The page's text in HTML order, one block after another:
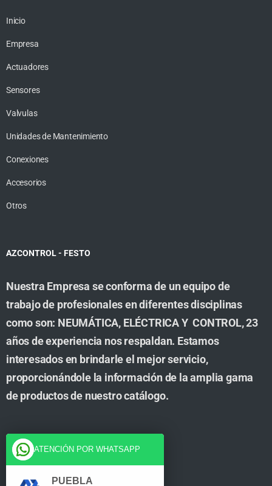
Inicio
Empresa
Actuadores
Sensores
Valvulas
Unidades de Mantenimiento
Conexiones
Accesorios
Otros
AZCONTROL - FESTO
Nuestra Empresa se conforma de un equipo de
trabajo de profesionales en diferentes disciplinas
como son: NEUMÁTICA, ELÉCTRICA Y CONTROL, 23
años de experiencia nos respaldan. Estamos
interesados en brindarle el mejor servicio,
proporcionándole la información de la amplia gama
de productos de nuestro catálogo.
Cuenta
Tienda
ATENCIÓN POR WHATSAPP
PUEBLA